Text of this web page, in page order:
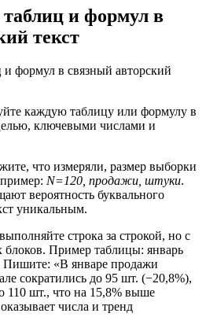
и формул в
текст
каждую таблицу или формулу в
ключевыми числами и
что измеряли, размер выборки
N=120, продажи, штуки.
вероятность буквального
уникальным.
строка за строкой, но с
Пример таблицы: январь
Пишите: «В январе продажи
сократились до 95 шт. (−20,8%),
110 шт., что на 15,8% выше
числа и тренд